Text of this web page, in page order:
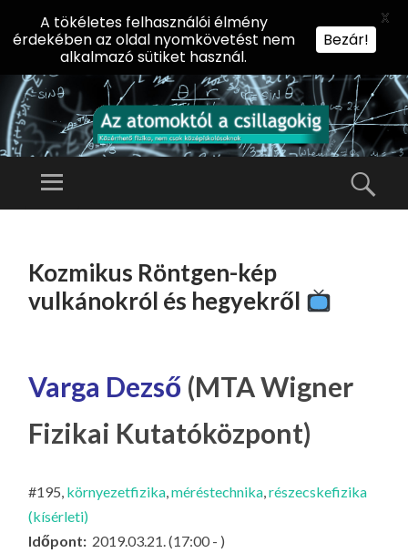
AZ
KT
Ó
CS
IL
LA
G
KI
Előadássorozat
Természettudományi
Kar Fizikai
Menü
TARTALOMHOZ
Kozmikus Röntgen-kép
vulkánokról és hegyekről
Varga Dezső (MTA Wigner
Fizikai Kutatóközpont)
#195, környezetfizika,méréstechnika,részecskefizika
(kísérleti)
Időpont: 2019.03.21. (17:00 - )
A tökéletes felhasználói élmény
érdekében az oldal nyomkövetést nem
alkalmazó sütiket használ.
Bezár!
X